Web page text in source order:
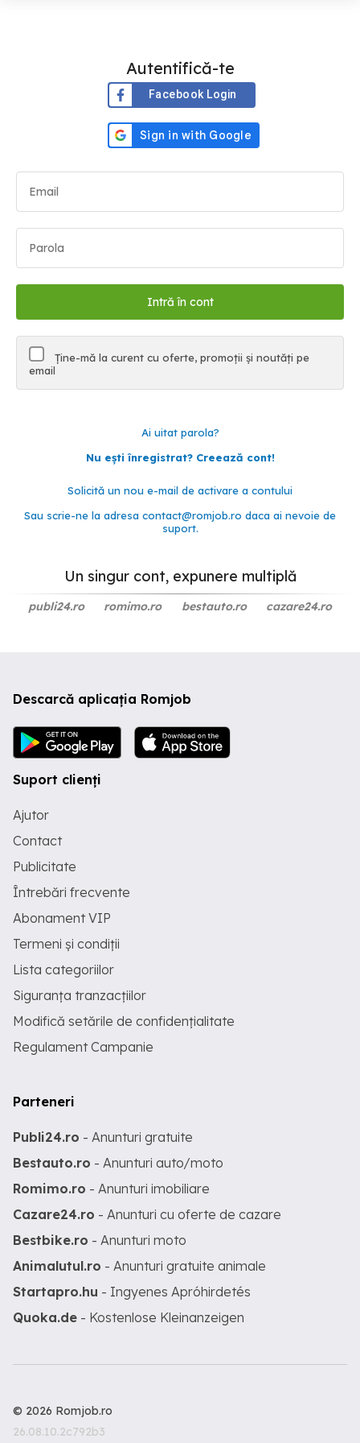
Autentifică-te
Facebook Login
Ține-mă la curent cu oferte, promoții și noutăți pe
email
Ai uitat parola?
Nu ești înregistrat? Creează cont!
Solicită un nou e-mail de activare a contului
Sau scrie-ne la adresa contact@romjob.ro daca ai nevoie de
suport.
Un singur cont, expunere multiplă
publi24.ro romimo.ro bestauto.ro cazare24.ro
Descarcă aplicația Romjob
Suport clienți
Ajutor
Contact
Publicitate
Întrebări frecvente
Abonament VIP
Termeni și condiții
Lista categoriilor
Siguranța tranzacțiilor
Modifică setările de confidențialitate
Regulament Campanie
Parteneri
Publi24.ro - Anunturi gratuite
Bestauto.ro - Anunturi auto/moto
Romimo.ro - Anunturi imobiliare
Cazare24.ro - Anunturi cu oferte de cazare
Bestbike.ro - Anunturi moto
Animalutul.ro - Anunturi gratuite animale
Startapro.hu - Ingyenes Apróhirdetés
Quoka.de - Kostenlose Kleinanzeigen
© 2026 Romjob.ro
26.08.10.2c792b3